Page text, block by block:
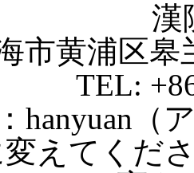
漢
海市黄浦区
TEL:
hanyuan（
変えてく